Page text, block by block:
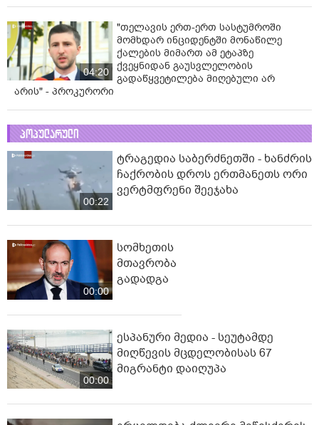
04:20
"თელავის ერთ-ერთ სასტუმროში
მომხდარ ინციდენტში მონაწილე
ქალების მიმართ ამ ეტაპზე
ქვეყნიდან გაუსვლელობის
გადაწყვეტილება მიღებული არ
არის" - პროკურორი
პოპულარული
00:22
ტრაგედია საბერძნეთში - ხანძრის
ჩაქრობის დროს ერთმანეთს ორი
ვერტმფრენი შეეჯახა
00:00
სომხეთის
მთავრობა
გადადგა
00:00
ესპანური მედია - სეუტამდე
მიღწევის მცდელობისას 67
მიგრანტი დაიღუპა